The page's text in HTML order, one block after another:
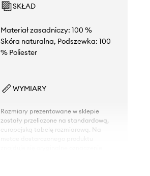
SKŁAD
Materiał zasadniczy: 100 %
Skóra naturalna, Podszewka: 100
% Poliester
WYMIARY
Rozmiary prezentowane w sklepie
zostały przeliczone na standardową,
europejską tabelę rozmiarową. Na